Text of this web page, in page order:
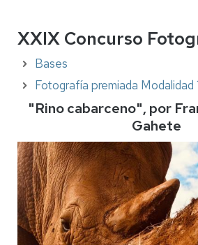
XXIX Concurso
Bases
Fotografía premiada Modalidad
"Rino cabarceno", por
Gahete